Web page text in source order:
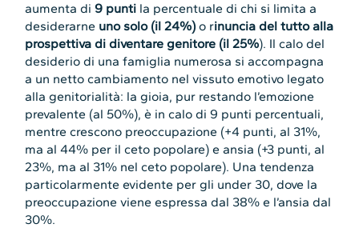
aumenta di9 punti la percentuale di chi si limita a
desiderarne uno solo (il 24%)o rinuncia del tutto alla
prospettiva di diventare genitore (il 25%). Il calo del
desiderio di una famiglia numerosa si accompagna
a un netto cambiamento nel vissuto emotivo legato
alla genitorialità: la gioia, pur restando l’emozione
prevalente (al 50%), è in calo di 9 punti percentuali,
mentre crescono preoccupazione (+4 punti, al 31%,
ma al 44% per il ceto popolare) e ansia (+3 punti, al
23%, ma al 31% nel ceto popolare). Una tendenza
particolarmente evidente per gli under 30, dove la
preoccupazione viene espressa dal 38% e l’ansia dal
30%.